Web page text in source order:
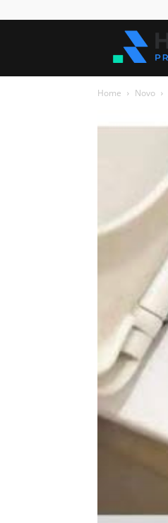
Home Novo